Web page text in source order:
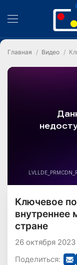
Главная Видео
Ключевое
внутреннее
стране
26 октября 2023
Поделиться: